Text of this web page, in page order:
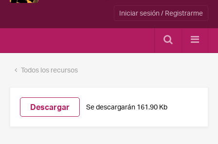
Iniciar sesión / Registrarme
Todos los recursos
Descargar Se descargarán 161.90 Kb